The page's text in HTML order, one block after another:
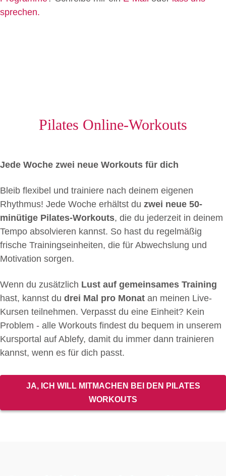
sprechen.
Pilates Online-Workouts
Jede Woche zwei neue Workouts für dich
Bleib flexibel und trainiere nach deinem eigenen
Rhythmus! Jede Woche erhältst du zwei neue 50-
minütige Pilates-Workouts, die du jederzeit in deinem
Tempo absolvieren kannst. So hast du regelmäßig
frische Trainingseinheiten, die für Abwechslung und
Motivation sorgen.
Wenn du zusätzlich Lust auf gemeinsames Training
hast, kannst du drei Mal pro Monat an meinen Live-
Kursen teilnehmen. Verpasst du eine Einheit? Kein
Problem - alle Workouts findest du bequem in unserem
Kursportal auf Ablefy, damit du immer dann trainieren
kannst, wenn es für dich passt.
JA, ICH WILL MITMACHEN BEI DEN PILATES
WORKOUTS